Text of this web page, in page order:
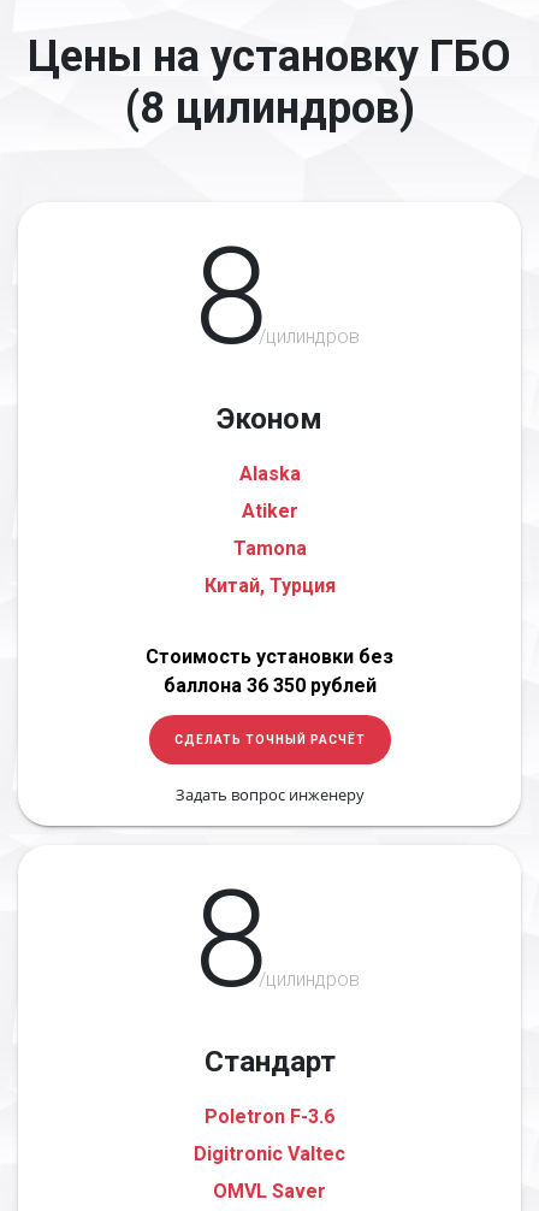
Цены на установку ГБО
(8 цилиндров)
8/цилиндров
Эконом
Alaska
Atiker
Tamona
Китай, Турция
Стоимость установки без
баллона 36 350 рублей
СДЕЛАТЬ ТОЧНЫЙ РАСЧЁТ
Задать вопрос инженеру
8/цилиндров
Стандарт
Poletron F-3.6
Digitronic Valtec
OMVL Saver